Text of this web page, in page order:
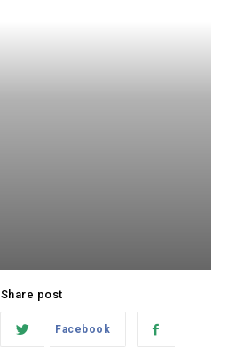
Share post:
Facebook